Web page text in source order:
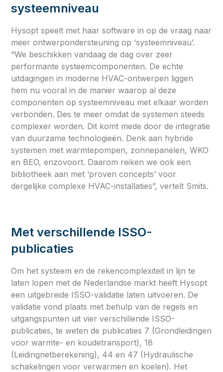
systeemniveau
Hysopt speelt met haar software in op de vraag naar
meer ontwerpondersteuning op ‘systeemniveau’.
“We beschikken vandaag de dag over zeer
performante systeemcomponenten. De echte
uitdagingen in moderne HVAC-ontwerpen liggen
hem nu vooral in de manier waarop al deze
componenten op systeemniveau met elkaar worden
verbonden. Des te meer omdat de systemen steeds
complexer worden. Dit komt mede door de integratie
van duurzame technologieën. Denk aan hybride
systemen met warmtepompen, zonnepanelen, WKO
en BEO, enzovoort. Daarom reiken we ook een
bibliotheek aan met ‘proven concepts’ voor
dergelijke complexe HVAC-installaties”, vertelt Smits.
Met verschillende ISSO-
publicaties
Om het systeem en de rekencomplexiteit in lijn te
laten lopen met de Nederlandse markt heeft Hysopt
een uitgebreide ISSO-validatie laten uitvoeren. De
validatie vond plaats met behulp van de regels en
uitgangspunten uit vier verschillende ISSO-
publicaties, te weten de publicaties 7 (Grondleidingen
voor warmte- en koudetransport), 18
(Leidingnetberekening), 44 en 47 (Hydraulische
schakelingen voor verwarmen en koelen). Het